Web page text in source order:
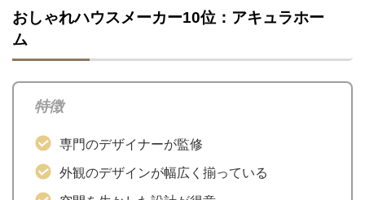
おしゃれハウスメーカー10位：アキュラホー
ム
特徴
専門のデザイナーが監修
外観のデザインが幅広く揃っている